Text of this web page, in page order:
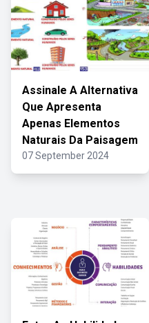
Assinale A Alternativa
Que Apresenta
Apenas Elementos
Naturais Da Paisagem
07 September 2024